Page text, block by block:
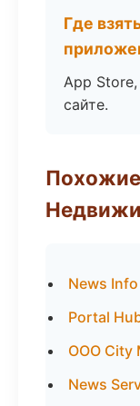
Где
App
сайте.
News
Portal
ООО City
News